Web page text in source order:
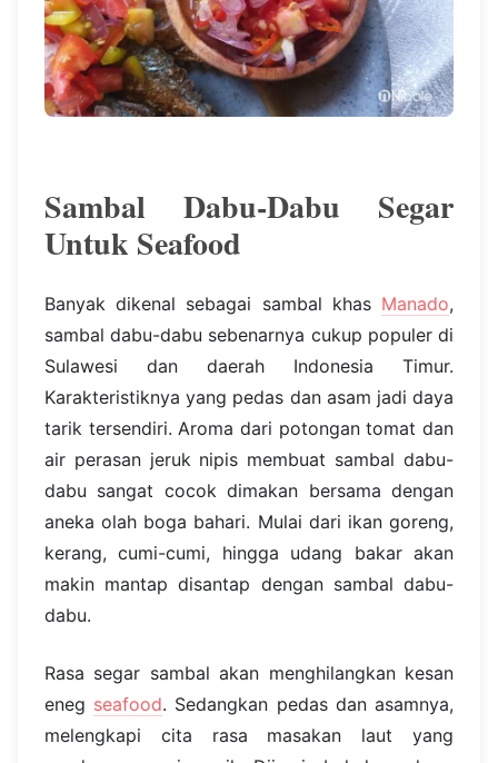
Sambal Dabu-Dabu Segar
Untuk Seafood
Banyak dikenal sebagai sambal khas Manado,
sambal dabu-dabu sebenarnya cukup populer di
Sulawesi dan daerah Indonesia Timur.
Karakteristiknya yang pedas dan asam jadi daya
tarik tersendiri. Aroma dari potongan tomat dan
air perasan jeruk nipis membuat sambal dabu-
dabu sangat cocok dimakan bersama dengan
aneka olah boga bahari. Mulai dari ikan goreng,
kerang, cumi-cumi, hingga udang bakar akan
makin mantap disantap dengan sambal dabu-
dabu.
Rasa segar sambal akan menghilangkan kesan
eneg seafood. Sedangkan pedas dan asamnya,
melengkapi cita rasa masakan laut yang